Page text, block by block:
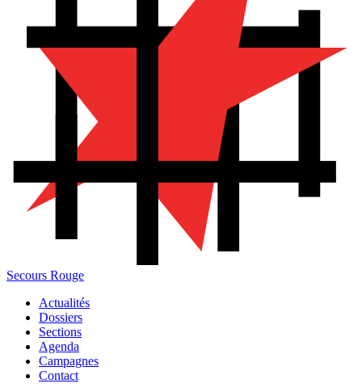
Secours Rouge
Actualités
Dossiers
Sections
Agenda
Campagnes
Contact